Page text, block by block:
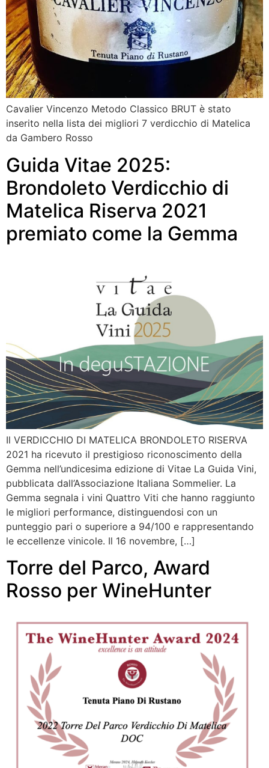
Cavalier Vincenzo Metodo Classico BRUT è stato
inserito nella lista dei migliori 7 verdicchio di Matelica
da Gambero Rosso
Guida Vitae 2025:
Brondoleto Verdicchio di
Matelica Riserva 2021
premiato come la Gemma
Il VERDICCHIO DI MATELICA BRONDOLETO RISERVA
2021 ha ricevuto il prestigioso riconoscimento della
Gemma nell’undicesima edizione di Vitae La Guida Vini,
pubblicata dall’Associazione Italiana Sommelier. La
Gemma segnala i vini Quattro Viti che hanno raggiunto
le migliori performance, distinguendosi con un
punteggio pari o superiore a 94/100 e rappresentando
le eccellenze vinicole. Il 16 novembre, […]
Torre del Parco, Award
Rosso per WineHunter